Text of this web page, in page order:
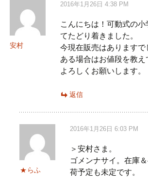
安村
2016年1月26日 4:38 PM
こんにちは！可動式の
てたどり着きました。
今現在販売はありますで
ある場合はお値段を教え
よろしくお願いします。
返信
らふ
2016年1月26日 6:03 PM
＞安村さま。
ゴメンナサイ。在庫
荷予定も未定です。